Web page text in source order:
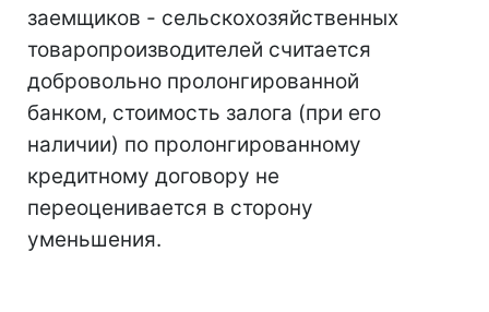
заемщиков - сельскохозяйственных
товаропроизводителей считается
добровольно пролонгированной
банком, стоимость залога (при его
наличии) по пролонгированному
кредитному договору не
переоценивается в сторону
уменьшения.